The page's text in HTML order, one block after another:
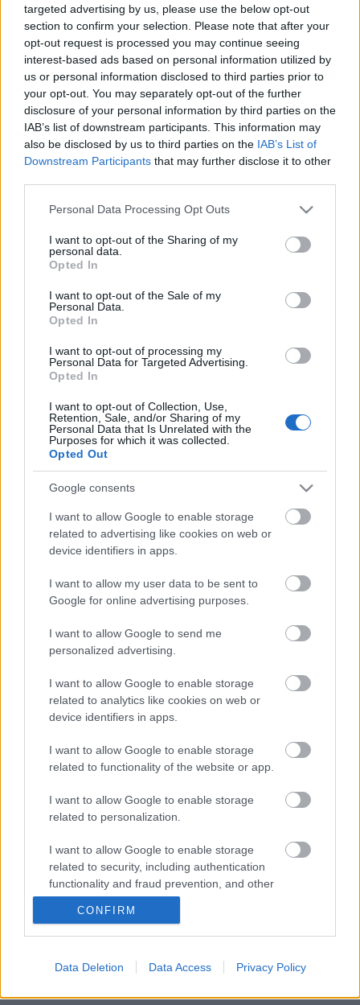
targeted advertising by us, please use the below opt-out
section to confirm your selection. Please note that after your
opt-out request is processed you may continue seeing
interest-based ads based on personal information utilized by
us or personal information disclosed to third parties prior to
your opt-out. You may separately opt-out of the further
disclosure of your personal information by third parties on the
IAB’s list of downstream participants. This information may
also be disclosed by us to third parties on the IAB’s List of
Downstream Participants that may further disclose it to other
Please note that this website/app uses one or more Google
not limited to your visit or usage behaviour. You may click to
grant or deny consent to Google and its third-party tags to
use your data for below specified purposes in below Google
consent section.
Personal Data Processing Opt Outs
I want to opt-out of the Sharing of my
personal data.
Opted In
I want to opt-out of the Sale of my
Personal Data.
Opted In
I want to opt-out of processing my
Personal Data for Targeted Advertising.
Opted In
I want to opt-out of Collection, Use,
Retention, Sale, and/or Sharing of my
Personal Data that Is Unrelated with the
Purposes for which it was collected.
Opted Out
Google consents
I want to allow Google to enable storage
related to advertising like cookies on web or
device identifiers in apps.
I want to allow my user data to be sent to
Google for online advertising purposes.
I want to allow Google to send me
personalized advertising.
I want to allow Google to enable storage
related to analytics like cookies on web or
device identifiers in apps.
I want to allow Google to enable storage
related to functionality of the website or app.
I want to allow Google to enable storage
related to personalization.
I want to allow Google to enable storage
related to security, including authentication
functionality and fraud prevention, and other
user protection.
CONFIRM
Data Deletion Data Access Privacy Policy
Erza és moksa nyelvű Wikipedia
szalamandra•2008. július 17.
Már több mint 100 szócikk olvasható a Wikipedia
erza és moksa nyelvű oldalainMájus 26 fontos
dátum az erza és a moksa nyelv számára, hiszen
ekkortól van lehetőség az internetes szabad
enciklopédia olvasására a fenti nyelveken.A májusi
indulást több hónapos munka előzte meg. A…
Udmurt mesék és ismeretterjesztő
anyagok az udmurt nyelvről
szalamandra•2008. május 24.
"Az én Udmurtiám" tévécsatorna új tevékenységbe
kezdett2008. 05. 23."Az én Udmurtiám" tévé- és
rádiócsatorna nemrég két oktatási célú audio CD-t
és egy udmurt meselemezt adott ki. A CD-ken
elhangzó oktatóanyagok témája: "A szóról és a…
Új északilapp-finn szótár
szalamandra•2008. május 02.
Elkészült az új északilapp-finn szótár2008. 04.
29.Pekka Sammallahti új északilapp-finn szótára
kiadásra készen anyagi támogatásra vár.Ez a szótár
kétszer olyan vastag, mint Pekka Sammallahti húsz
évvel ezelőtt megjelentetett "Sámi-suoma-sátnegirji"
lapp-finn…
Lapp fiatalok szövetsége
szalamandra
Az Inari szeminárium tanúságai2008. 04. 21.Az
Inariban (Finnország) április 21-én lezajlott
szemináriumon hangzott el az a kezdeményezés,
hogy a lapp parlament hozzon létre egy fiatalokból
álló tanácsot, ahol a fiatalok elő tudnák adni saját
elképzeléseiket. Egy ilyen szövetség…
szalamandra 2008. április 21.
80 éves a Moksa és a Szikra!2008. 04. 17. 1928-ban a
Penzai területen a moksák megalapították a "Валда
Ян" ~ Fényes Út elnevezésű irodalmi-művészeti
folyóiratot, amely akkor a «Мокша» azaz Moksa
nevet kapta. Ezzel csaknem egyidőben